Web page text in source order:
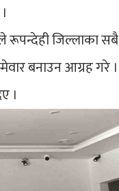
रूपन्देही जिल्लाका सबै
बनाउन आग्रह गरे ।
।